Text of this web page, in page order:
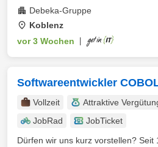
Debeka-Gruppe
Koblenz
vor 3 Wochen
Softwareentwickler
Vollzeit Attraktive
JobRad
JobTicket
Dürfen wir uns kurz vorstellen? Seit